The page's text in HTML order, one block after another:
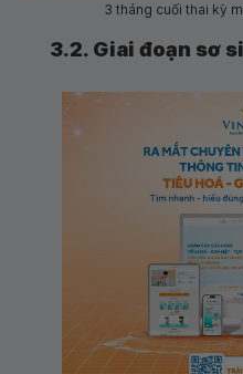
3 tháng cuối thai kỳ
3.2. Giai đoạn sơ